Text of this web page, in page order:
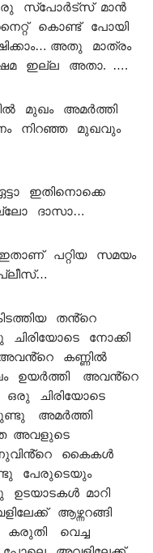
സ്പോർട്സ് മാൻ
കൊണ്ട് പോയി
അതു മാത്രം
ഇല്ല അതാ. ….
മുഖം അമർത്തി
നിറഞ്ഞ മുഖവും
ഇതിനൊക്കെ
ദാസാ…
പറ്റിയ സമയം
തൻ്റെ
നോക്കി
കണ്ണിൽ
ഉയർത്തി അവൻ്റെ
ഒരു ചിരിയോടെ
അമർത്തി
അവളുടെ
കൈകൾ
പേരുടെയും
ഉടയാടകൾ മാറി
ആഴ്ന്നറങ്ങി
വെച്ച